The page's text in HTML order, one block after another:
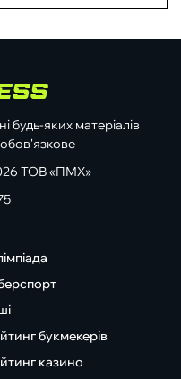
будь-яких матеріалів
ТОВ «ПМХ»
букмекерів
казино